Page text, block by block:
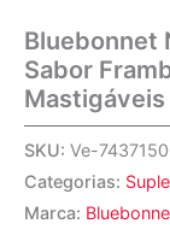
Bluebonnet
Sabor
Mastigáveis
SKU: Ve-
Categorias:
Marca: